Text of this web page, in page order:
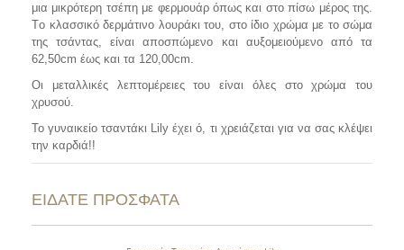
μια μικρότερη τσέπη με φερμουάρ όπως και στο πίσω μέρος της.
Το κλασσικό δερμάτινο λουράκι του, στο ίδιο χρώμα με το σώμα
της τσάντας, είναι αποσπώμενο και αυξομειούμενο από τα
62,50cm έως και τα 120,00cm.
Οι μεταλλικές λεπτομέρειες του είναι όλες στο χρώμα του
χρυσού.
Toγυναικείο τσαντάκι Lily έχει ό, τι χρειάζεται για να σας κλέψει
την καρδιά!!
ΕΙΔΑΤΕ ΠΡΟΣΦΑΤΑ